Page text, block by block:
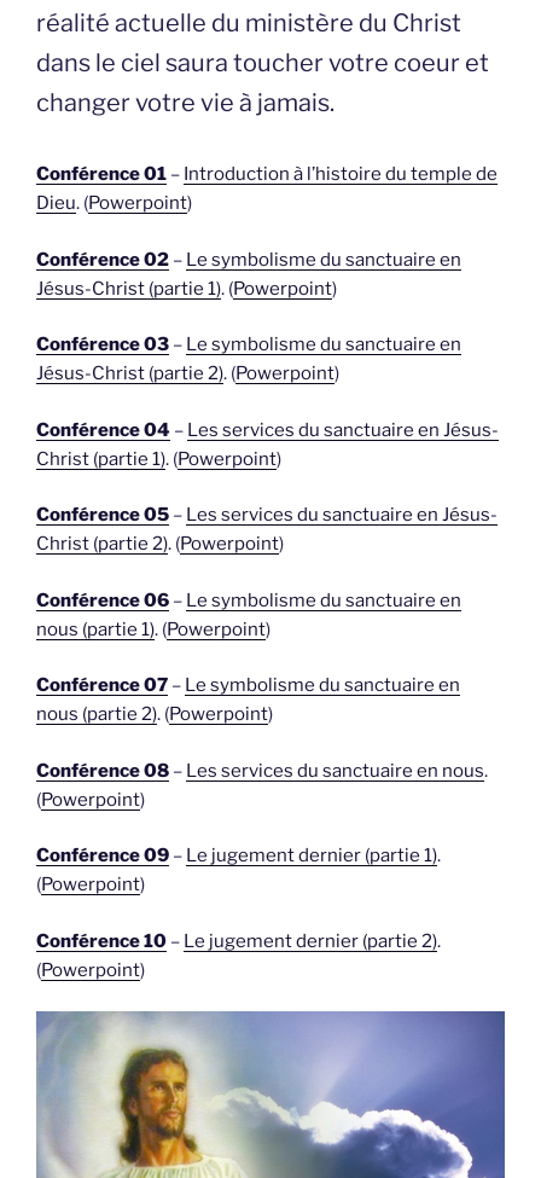
réalité actuelle du ministère du Christ
dans le ciel saura toucher votre coeur et
changer votre vie à jamais.
Conférence 01 – Introduction à l’histoire du temple de
Dieu. (Powerpoint)
Conférence 02 – Le symbolisme du sanctuaire en
Jésus-Christ (partie 1). (Powerpoint)
Conférence 03 – Le symbolisme du sanctuaire en
Jésus-Christ (partie 2). (Powerpoint)
Conférence 04 – Les services du sanctuaire en Jésus-
Christ (partie 1). (Powerpoint)
Conférence 05 – Les services du sanctuaire en Jésus-
Christ (partie 2). (Powerpoint)
Conférence 06 – Le symbolisme du sanctuaire en
nous (partie 1). (Powerpoint)
Conférence 07 – Le symbolisme du sanctuaire en
nous (partie 2). (Powerpoint)
Conférence 08 – Les services du sanctuaire en nous.
(Powerpoint)
Conférence 09 – Le jugement dernier (partie 1).
(Powerpoint)
Conférence 10 – Le jugement dernier (partie 2).
(Powerpoint)